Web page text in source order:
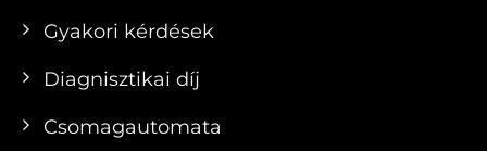
Gyakori kérdések
Diagnisztikai díj
Csomagautomata